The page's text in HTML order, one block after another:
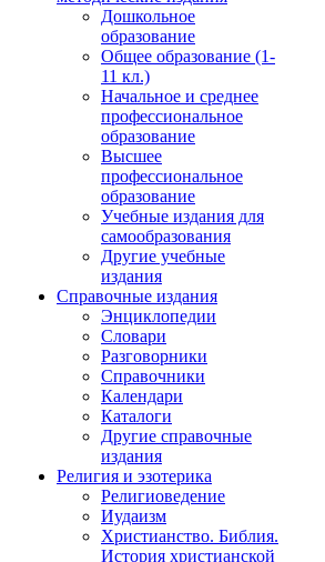
Дошкольное
образование
Общее образование (1-
11 кл.)
Начальное и среднее
профессиональное
образование
Высшее
профессиональное
образование
Учебные издания для
самообразования
Другие учебные
издания
Справочные издания
Энциклопедии
Словари
Разговорники
Справочники
Календари
Каталоги
Другие справочные
издания
Религия и эзотерика
Религиоведение
Иудаизм
Христианство. Библия.
История христианской